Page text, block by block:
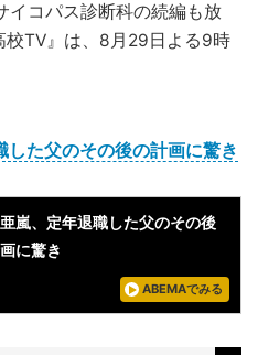
イコパス診断科の続編も放
校TV』は、8月29日よる9時
た父のその後の計画に驚き
嵐、定年退職した父のその後
に驚き
ABEMAでみる